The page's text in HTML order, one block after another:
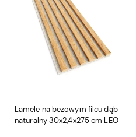
Lamele na beżowym filcu dąb
naturalny 30x2,4x275 cm LEO